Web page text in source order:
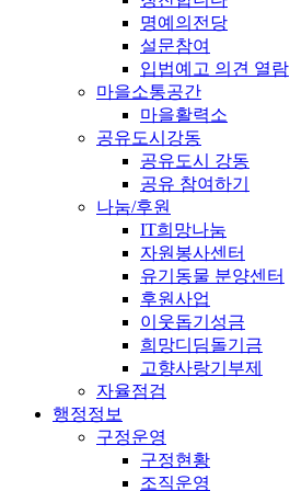
명예의전당
설문참여
입법예고 의견 열람
마을소통공간
마을활력소
공유도시강동
공유도시 강동
공유 참여하기
나눔/후원
IT희망나눔
자원봉사센터
유기동물 분양센터
후원사업
이웃돕기성금
희망디딤돌기금
고향사랑기부제
자율점검
행정정보
구정운영
구정현황
조직운영